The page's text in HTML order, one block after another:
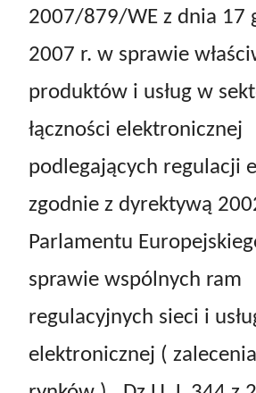
2007/879/WE z dnia 17
2007 r. w sprawie
produktów i usług w
łączności elektronicznej
podlegających regulacji
zgodnie z dyrektywą
Parlamentu
sprawie wspólnych ram
regulacyjnych sieci i
elektronicznej (